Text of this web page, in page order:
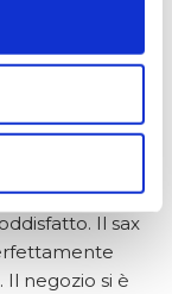
80 serie I da
Il sax
negozio si è